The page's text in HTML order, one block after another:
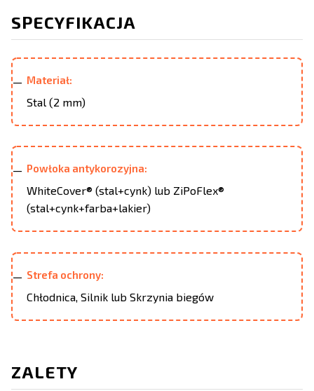
SPECYFIKACJA
Materiał:
Stal (2 mm)
Powłoka antykorozyjna:
WhiteCover® (stal+cynk) lub ZiPoFlex®
(stal+cynk+farba+lakier)
Strefa ochrony:
Chłodnica, Silnik lub Skrzynia biegów
ZALETY